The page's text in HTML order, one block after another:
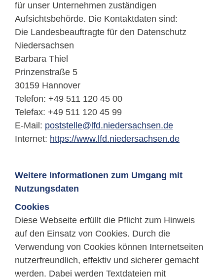
für unser Unternehmen zuständigen
Aufsichtsbehörde. Die Kontaktdaten sind:
Die Landesbeauftragte für den Datenschutz
Niedersachsen
Barbara Thiel
Prinzenstraße 5
30159 Hannover
Telefon: +49 511 120 45 00
Telefax: +49 511 120 45 99
E-Mail: poststelle@lfd.niedersachsen.de
Internet: https://www.lfd.niedersachsen.de
Weitere Informationen zum Umgang mit
Nutzungsdaten
Cookies
Diese Webseite erfüllt die Pflicht zum Hinweis
auf den Einsatz von Cookies. Durch die
Verwendung von Cookies können Internetseiten
nutzerfreundlich, effektiv und sicherer gemacht
werden. Dabei werden Textdateien mit